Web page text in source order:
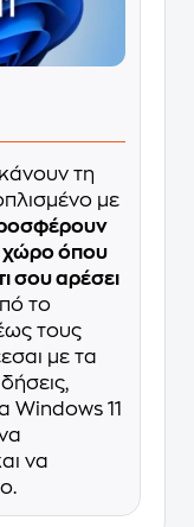
τη
με
χώρο όπου
σου αρέσει
το
τους
με τα
Windows 11
να